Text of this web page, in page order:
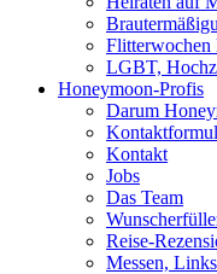
Flitterwochen
LGBT,
Honeymoon-Profis
Darum
Kontakt
Jobs
Das Team
Reise-
Messen,